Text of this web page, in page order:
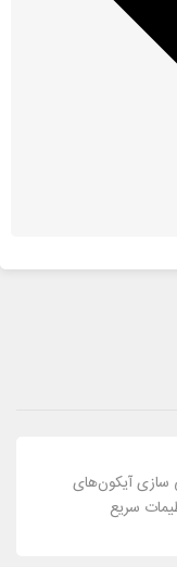
آیکون‌های
سریع